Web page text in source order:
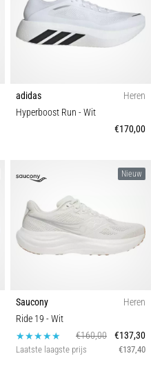
adidas
Heren
Hyperboost Run - Wit
€170,00
Nieuw
Saucony
Heren
Ride 19 - Wit
€160,00
€137,30
Laatste laagste prijs €137,40